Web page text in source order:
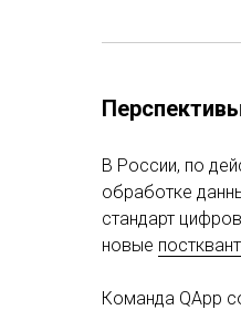
В России, по
обработке
стандарт
новые
Команда QApp